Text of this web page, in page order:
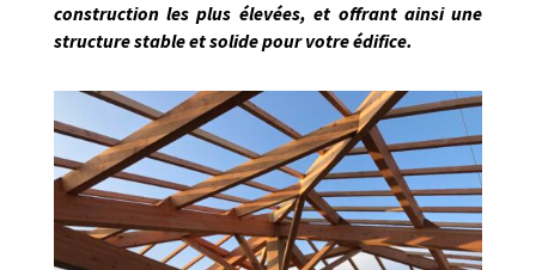
construction les plus élevées, et offrant ainsi une
structure stable et solide pour votre édifice.